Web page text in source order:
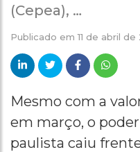
(Cepea), …
Publicado em11 de abril de
Mesmo com a
em março, o
paulista caiu